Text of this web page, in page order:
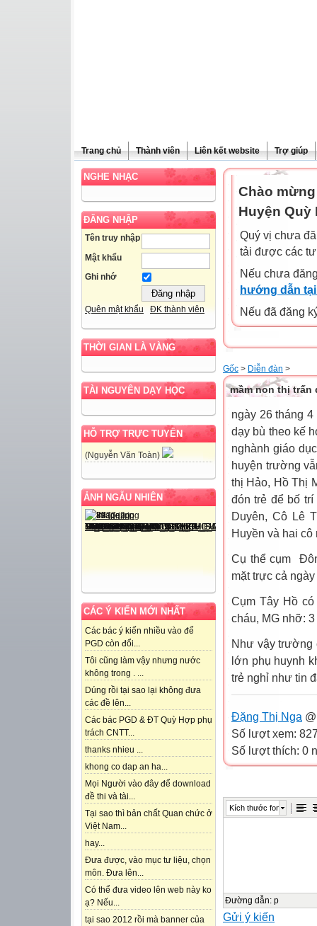
Trang chủ Thành viên Liên kết website Trợ giúp
NGHE NHẠC
ĐĂNG NHẬP
Tên truy nhập
Mật khẩu
Ghi nhớ
Quên mật khẩu ĐK thành viên
THỜI GIAN LÀ VÀNG
TÀI NGUYÊN DẠY HỌC
HỖ TRỢ TRỰC TUYẾN
(Nguyễn Văn Toàn)
ẢNH NGẪU NHIÊN
CÁC Ý KIẾN MỚI NHẤT
Các bác ý kiến nhiều vào để
PGD còn đổi...
Tôi cũng làm vậy nhưng nước
không trong . ...
Dúng rồi tại sao lại không đưa
các đề lên...
Các bác PGD & ĐT Quỳ Hợp phụ
trách CNTT...
thanks nhieu ...
khong co dap an ha...
Mọi Người vào đây để download
đề thi và tài...
Tại sao thì bản chất Quan chức ở
Việt Nam...
hay...
Đưa được, vào mục tư liệu, chọn
môn. Đưa lên...
Có thể đưa video lên web này ko
ạ? Nếu...
tại sao 2012 rồi mà banner của
Chào
Huyện Quỳ
Quý vị chưa
tải được các
Nếu chưa
hướng dẫn
Nếu đã đăng
Gốc > Diễn đàn >
mầm non thị trấn
ngày 26 tháng
dạy bù theo kế
nghành giáo
huyện trường
thị Hảo, Hồ Thị
đón trẻ để bố
Duyên, Cô Lê
Huyền và hai cô
Cụ thể cụm
mặt trực cả ngày
Cụm Tây Hồ
cháu, MG nhỡ:
Như vậy trường
lớn phụ huynh
trẻ nghỉ như tin
Đặng Thị Nga
Số lượt xem:
Số lượt thích: 0
Kích thước font
Đường dẫn: p
Gửi ý kiến